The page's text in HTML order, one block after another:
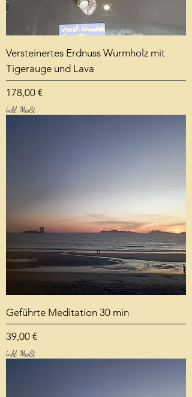
Versteinertes Erdnuss Wurmholz mit
Tigerauge und Lava
Preis
178,00 €
inkl. MwSt.
Geführte Meditation 30 min
Preis
39,00 €
inkl. MwSt.